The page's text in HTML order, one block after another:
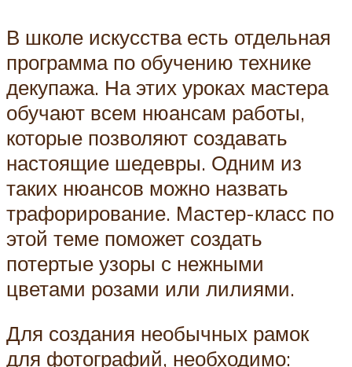
В школе искусства есть отдельная
программа по обучению технике
декупажа. На этих уроках мастера
обучают всем нюансам работы,
которые позволяют создавать
настоящие шедевры. Одним из
таких нюансов можно назвать
трафорирование. Мастер-класс по
этой теме поможет создать
потертые узоры с нежными
цветами розами или лилиями.
Для создания необычных рамок
для фотографий, необходимо: